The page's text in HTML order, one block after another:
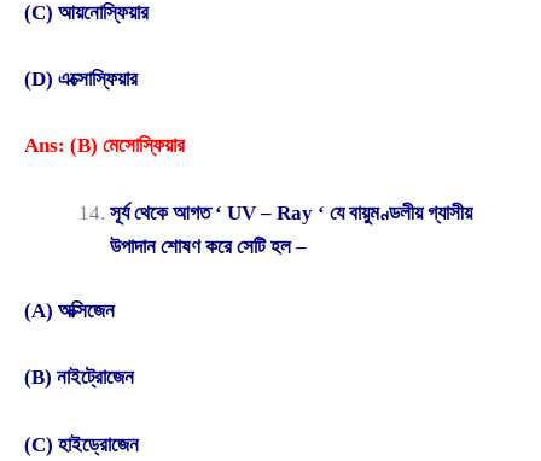
(C) আয়নোস্ফিয়ার
(D) এক্সোস্ফিয়ার
Ans: (B) মেসোস্ফিয়ার
সূর্য থেকে আগত ‘ UV – Ray ‘ যে বায়ুমণ্ডলীয় গ্যাসীয়
উপাদান শোষণ করে সেটি হল –
(A) অক্সিজেন
(B) নাইট্রোজেন
(C) হাইড্রোজেন